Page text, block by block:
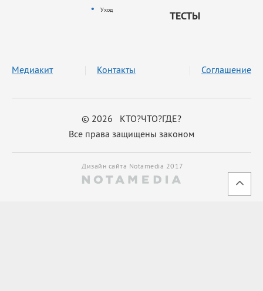
Уход
ТЕСТЫ
© 2026 КТО?ЧТО?ГДЕ?
Все права защищены законом
Медиакит Контакты Соглашение
Дизайн сайта Notamedia 2017